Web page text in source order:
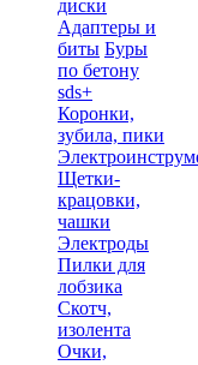
диски
Адаптеры и
биты Буры
по бетону
sds+
Коронки,
зубила, пики
Щетки-
крацовки,
чашки
Электроды
Пилки для
лобзика
Скотч,
изолента
Очки,